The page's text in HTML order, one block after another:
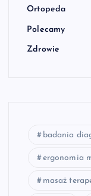
Ortopeda
Polecamy
Zdrowie
badania
ergonomia
masaż